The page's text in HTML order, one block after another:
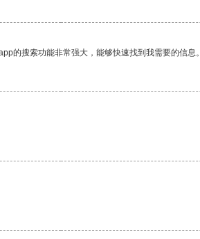
的搜索功能非常强大，能够快速找到我需要的信息。